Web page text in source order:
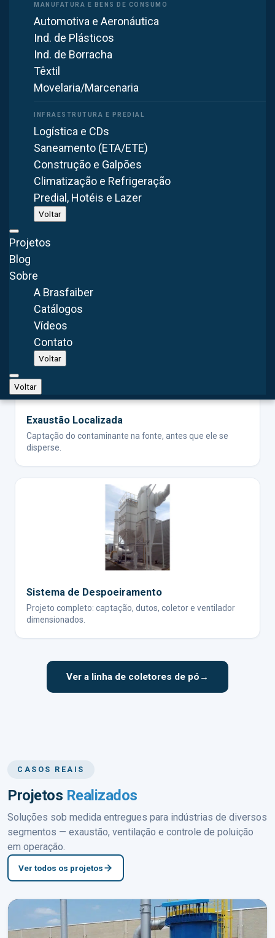
Automotiva e Aeronáutica
Ind. de Plásticos
Ind. de Borracha
Têxtil
Movelaria/Marcenaria
Logística e CDs
Saneamento (ETA/ETE)
Construção e Galpões
Climatização e Refrigeração
Predial, Hotéis e Lazer
Voltar
Projetos
Blog
Sobre
A Brasfaiber
Catálogos
Vídeos
Contato
Voltar
Voltar
Filtro de Manga
Filtragem de até 99,9% para grandes volumes de poeira
seca.
Lavador de Gases
Neutraliza gases e partículas úmidas com água ou
solução química.
Exaustão Localizada
Captação do contaminante na fonte, antes que ele se
disperse.
Sistema de Despoeiramento
Projeto completo: captação, dutos, coletor e ventilador
dimensionados.
Ver a linha de coletores de pó →
CASOS REAIS
Projetos Realizados
Soluções sob medida entregues para indústrias de diversos
segmentos — exaustão, ventilação e controle de poluição
em operação.
Ver todos os projetos